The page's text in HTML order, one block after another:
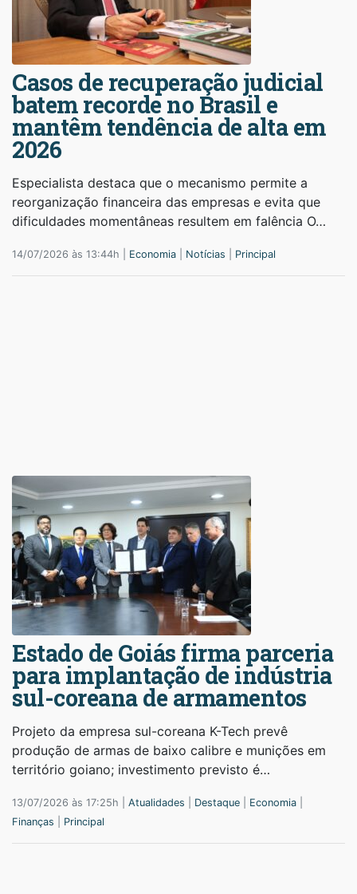
Casos de recuperação judicial
batem recorde no Brasil e
mantêm tendência de alta em
2026
Especialista destaca que o mecanismo permite a
reorganização financeira das empresas e evita que
dificuldades momentâneas resultem em falência O…
14/07/2026 às 13:44h | Economia Notícias Principal
Estado de Goiás firma parceria
para implantação de indústria
sul-coreana de armamentos
Projeto da empresa sul-coreana K-Tech prevê
produção de armas de baixo calibre e munições em
território goiano; investimento previsto é…
13/07/2026 às 17:25h | Atualidades Destaque Economia
Finanças
Principal